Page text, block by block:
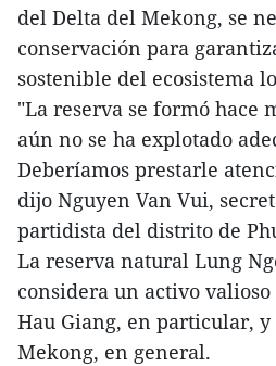
del Delta del Mekong, se
conservación para
sostenible del ecosistema
"La reserva se formó hace
aún no se ha explotado
Deberíamos prestarle
dijo Nguyen Van Vui,
partidista del distrito de
La reserva natural Lung
considera un activo
Hau Giang, en particular,
Mekong, en general.